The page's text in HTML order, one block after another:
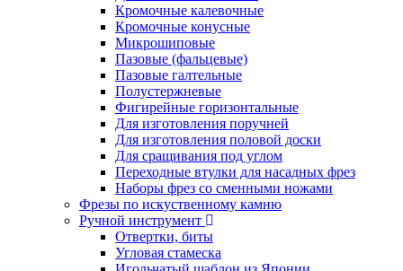
Кромочные калевочные
Кромочные конусные
Микрошиповые
Пазовые (фальцевые)
Пазовые галтельные
Полустержневые
Фигирейные горизонтальные
Для изготовления поручней
Для изготовления половой доски
Для сращивания под углом
Переходные втулки для насадных фрез
Наборы фрез со сменными ножами
Фрезы по искуственному камню
Ручной инструмент
Отвертки, биты
Угловая стамеска